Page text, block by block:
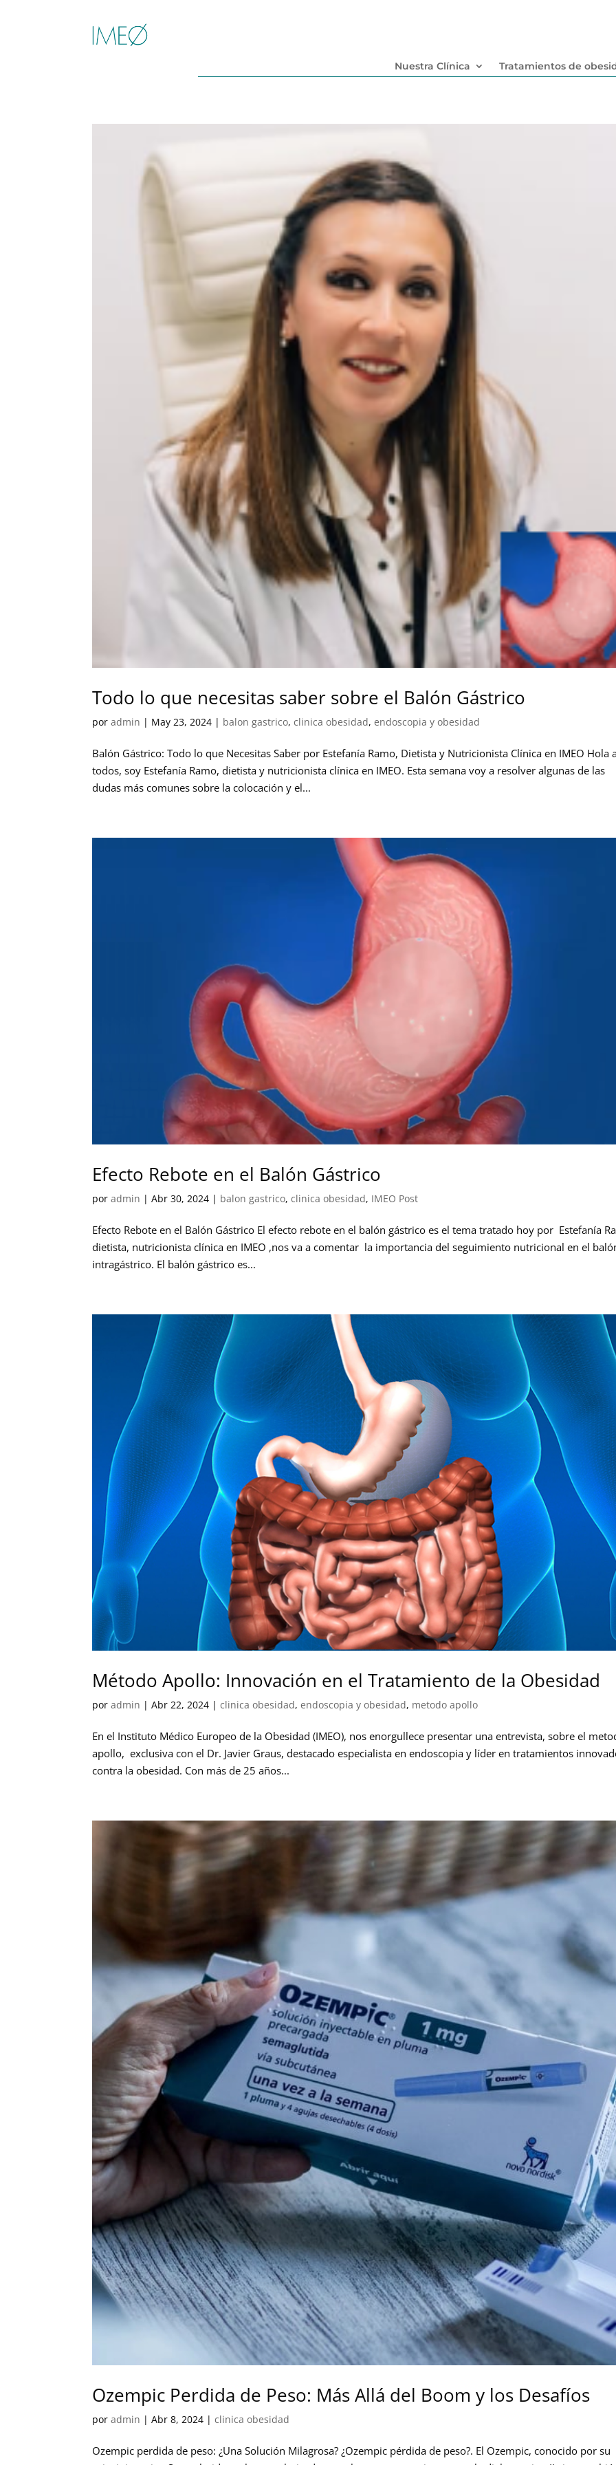
Nuestra Clínica Tratamientos de
Todo lo que necesitas saber sobre el Balón Gástrico
poradmin | May 23, 2024 | balon gastrico,clinica obesidad,endoscopia y obesidad
Balón Gástrico: Todo lo que Necesitas Saber por Estefanía Ramo, Dietista y Nutricionista Clínica en IMEO Hola
todos, soy Estefanía Ramo, dietista y nutricionista clínica en IMEO. Esta semana voy a resolver algunas de las
dudas más comunes sobre la colocación y el...
Efecto Rebote en el Balón Gástrico
poradmin |Abr 30, 2024 | balon gastrico,clinica obesidad, IMEO Post
Efecto Rebote en el Balón Gástrico El efecto rebote en el balón gástrico es el tema tratado hoy por Estefanía
dietista, nutricionista clínica en IMEO ,nos va a comentar la importancia del seguimiento nutricional en el
intragástrico. El balón gástrico es...
Método Apollo: Innovación en el Tratamiento de la Obesidad
poradmin |Abr 22, 2024 |clinica obesidad,endoscopia y obesidad, metodo apollo
En el Instituto Médico Europeo de la Obesidad (IMEO), nos enorgullece presentar una entrevista, sobre el
apollo, exclusiva con el Dr. Javier Graus, destacado especialista en endoscopia y líder en tratamientos
contra la obesidad. Con más de 25 años...
Ozempic Perdida de Peso: Más Allá del Boom y los Desafíos
poradmin |Abr 8, 2024 |clinica obesidad
Ozempic perdida de peso: ¿Una Solución Milagrosa? ¿Ozempic pérdida de peso?. El Ozempic, conocido por su